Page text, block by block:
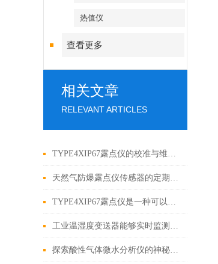
热值仪
查看更多
相关文章
RELEVANT ARTICLES
TYPE4XIP67露点仪的校准与维护秘诀
天然气防爆露点仪传感器的定期校准与维护规范
TYPE4XIP67露点仪是一种可以直接测量露点温度的仪器
工业温湿度变送器能够实时监测环境条件的变化
探索酸性气体微水分析仪的神秘力量